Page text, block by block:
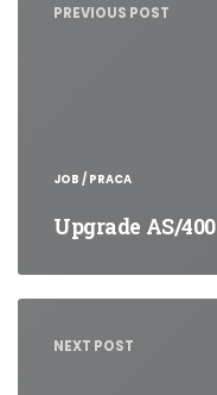
PREVIOUS POST
JOB / PRACA
Upgrade AS/400
NEXT POST